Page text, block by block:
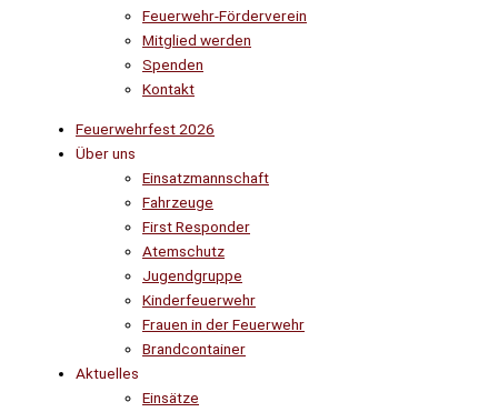
Feuerwehr-Förderverein
Mitglied werden
Spenden
Kontakt
Feuerwehrfest 2026
Über uns
Einsatzmannschaft
Fahrzeuge
First Responder
Atemschutz
Jugendgruppe
Kinderfeuerwehr
Frauen in der Feuerwehr
Brandcontainer
Aktuelles
Einsätze